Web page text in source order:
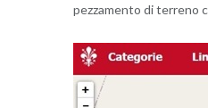
pez­za­men­to di ter­re­no